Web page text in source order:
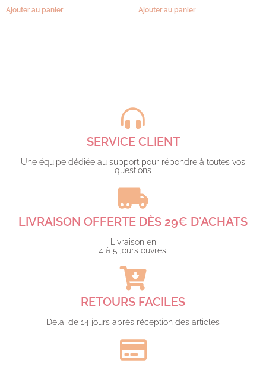
Ajouter au panier Ajouter au panier
SERVICE CLIENT
Une équipe dédiée au support pour répondre à toutes vos
questions​
LIVRAISON OFFERTE DÈS 29€ D'ACHATS​
Livraison en
4 à 5 jours ouvrés.​
RETOURS FACILES
Délai de 14 jours après réception des articles